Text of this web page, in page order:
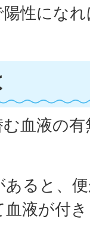
性にな
血液の
ると、
液が付